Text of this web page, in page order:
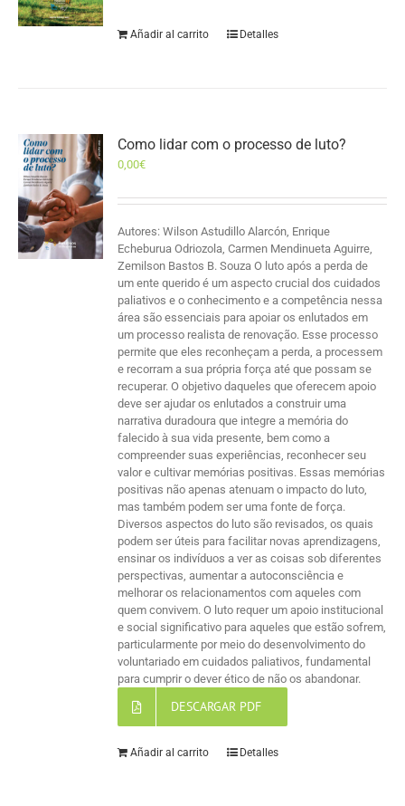
Añadir al carrito Detalles
Como lidar com o processo de luto?
0,00€
Autores: Wilson Astudillo Alarcón, Enrique
Echeburua Odriozola, Carmen Mendinueta Aguirre,
Zemilson Bastos B. Souza O luto após a perda de
um ente querido é um aspecto crucial dos cuidados
paliativos e o conhecimento e a competência nessa
área são essenciais para apoiar os enlutados em
um processo realista de renovação. Esse processo
permite que eles reconheçam a perda, a processem
e recorram a sua própria força até que possam se
recuperar. O objetivo daqueles que oferecem apoio
deve ser ajudar os enlutados a construir uma
narrativa duradoura que integre a memória do
falecido à sua vida presente, bem como a
compreender suas experiências, reconhecer seu
valor e cultivar memórias positivas. Essas memórias
positivas não apenas atenuam o impacto do luto,
mas também podem ser uma fonte de força.
Diversos aspectos do luto são revisados, os quais
podem ser úteis para facilitar novas aprendizagens,
ensinar os indivíduos a ver as coisas sob diferentes
perspectivas, aumentar a autoconsciência e
melhorar os relacionamentos com aqueles com
quem convivem. O luto requer um apoio institucional
e social significativo para aqueles que estão sofrem,
particularmente por meio do desenvolvimento do
voluntariado em cuidados paliativos, fundamental
para cumprir o dever ético de não os abandonar.
DESCARGAR PDF
Añadir al carrito Detalles